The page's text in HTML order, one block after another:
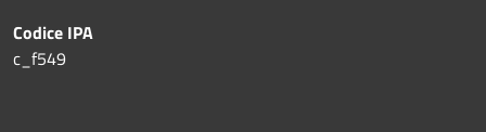
Codice IPA
c_f549